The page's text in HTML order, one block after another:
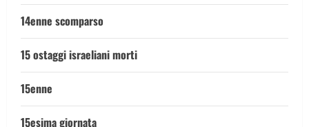
14enne scomparso
15 ostaggi israeliani morti
15enne
15esima giornata